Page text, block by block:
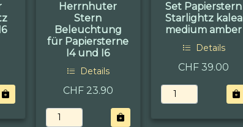
Herrnhuter
Stern
Beleuchtung
für Papiersterne
I4 und I6
Details
CHF 23.90
Set Papierstern
Starlightz kalea
medium amber
Details
CHF 39.00